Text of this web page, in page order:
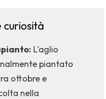
curiosità
L'aglio
piantato
ottobre e
nella